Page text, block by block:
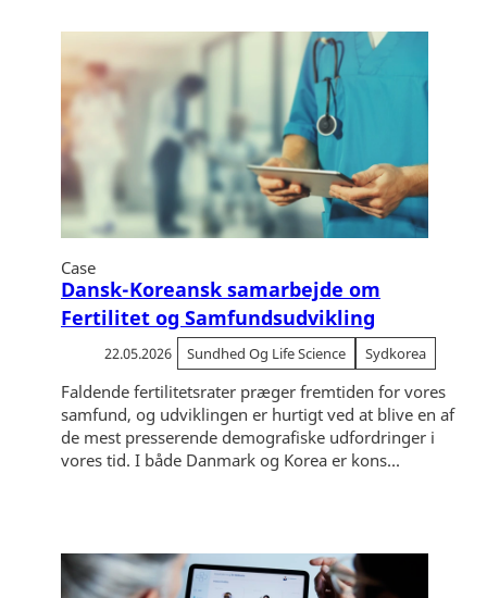
Case
Dansk-Koreansk samarbejde om
Fertilitet og Samfundsudvikling
22.05.2026 Sundhed Og Life Science Sydkorea
Faldende fertilitetsrater præger fremtiden for vores
samfund, og udviklingen er hurtigt ved at blive en af
de mest presserende demografiske udfordringer i
vores tid. I både Danmark og Korea er kons...